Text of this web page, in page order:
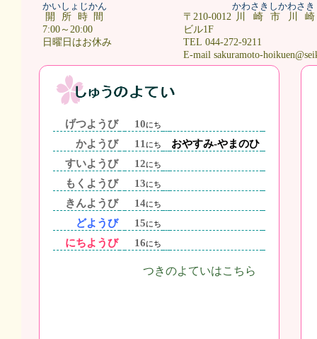
開所時間
かいしょじかん
7:00～20:00
日曜日はお休み
〒210-0012 川崎市川
かわさきしかわさ
ビル1F
TEL 044-272-9211
E-mail sakuramoto-
げつようび 10にち
かようび 11 にち
おやすみ-やまのひ
すいようび
12にち
もくようび 13にち
きんようび 14にち
どようび 15にち
にちようび 16にち
つきのよていはこちら